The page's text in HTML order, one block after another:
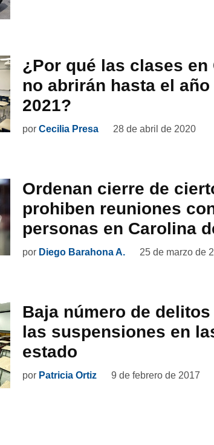
¿Por qué las clases
no abrirán hasta el
2021?
por Cecilia Presa 28 de abril de 2020
Ordenan cierre de
prohiben reuniones
personas en Carolina
por Diego Barahona A. 25 de marzo de
Baja número de
las suspensiones en
estado
por Patricia Ortiz 9 de febrero de 2017